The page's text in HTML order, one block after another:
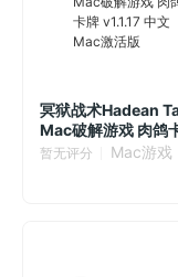
冥狱战术Hadean
Mac破解游戏 肉鸽
v1.1.17 中文Mac激活
暂无评分 Mac游戏